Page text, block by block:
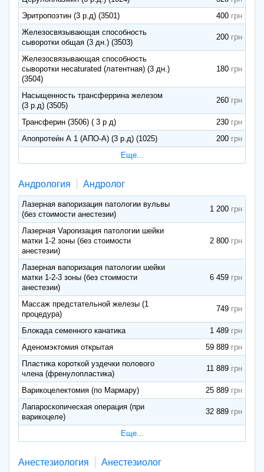
Эритропоэтин (3 р.д) (3501)
400
Железосвязывающая способность
сыворотки общая (3 дн.) (3503)
200
Железосвязывающая способность
сыворотки несaturated (латентная) (3 дн.)
(3504)
180
Насыщенность трансферрина железом
(3 р.д) (3505)
260
Трансферин (3506) ( 3 р д)
230
Апопротеи́н А 1 (АПО-А) (3 р.д) (1025)
200
Еще...
Андрология Андролог
Лазерная вапоризация патологии вульвы
(без стоимости анестезии)
1 200
Лазерная Vaporизация патологии шейки
матки 1-2 зоны (без стоимости
анестезии)
2 800
Лазерная вапоризация патологии шейки
матки 1-2-3 зоны (без стоимости
анестезии)
6 459
Массаж предстательной железы (1
процедура)
749
Блокада семенного канатика
1 489
Аденомэктомия открытая
59 889
Пластика короткой уздечки полового
члена (френулопластика)
11 889
Варикоцелектомия (по Мармару)
25 889
Лапароскопическая операция (при
варикоцеле)
32 889
Еще...
Анестезиология Анестезиолог